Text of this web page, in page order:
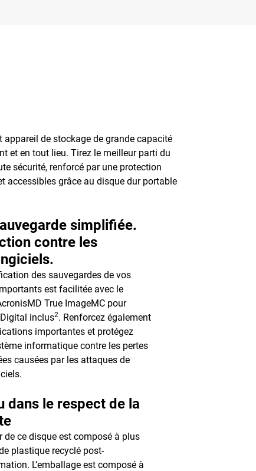
de stockage de grande capacité
et en tout lieu. Tirez le meilleur parti du
sécurité, renforcé par une protection
accessibles grâce au disque dur portable
simplifiée.
contre les
des sauvegardes de vos
est facilitée avec le
True ImageMC pour
inclus2. Renforcez également
importantes et protégez
informatique contre les pertes
causées par les attaques de
dans le respect de la
de ce disque est composé à plus
plastique recyclé post-
L’emballage est composé à